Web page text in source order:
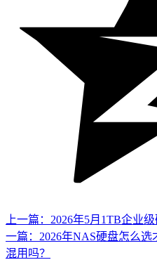
上一篇：2026年5月1TB企业
一篇：2026年NAS硬盘怎么
混用吗？